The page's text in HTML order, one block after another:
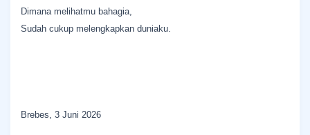
Dimana melihatmu bahagia,
Sudah cukup melengkapkan duniaku.
Brebes, 3 Juni 2026